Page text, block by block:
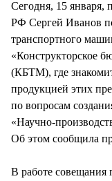
Сегодня, 15 января,
РФ Сергей Иванов
транспортного
«Конструкторское
(КБТМ), где
продукцией этих
по вопросам
«Научно-
Об этом сообщила
В работе совещания